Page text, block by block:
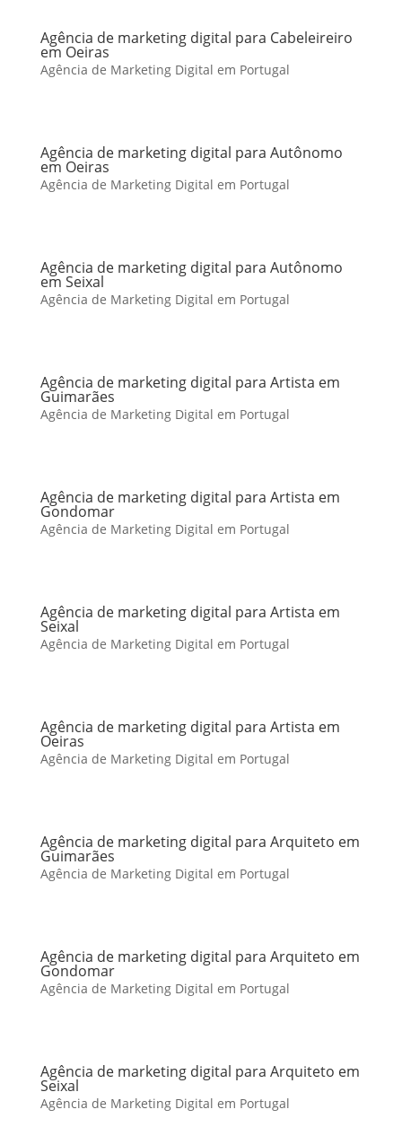
Agência de marketing digital para Cabeleireiro
em Oeiras
Agência de Marketing Digital em Portugal
Agência de marketing digital para Autônomo
em Oeiras
Agência de Marketing Digital em Portugal
Agência de marketing digital para Autônomo
em Seixal
Agência de Marketing Digital em Portugal
Agência de marketing digital para Artista em
Guimarães
Agência de Marketing Digital em Portugal
Agência de marketing digital para Artista em
Gondomar
Agência de Marketing Digital em Portugal
Agência de marketing digital para Artista em
Seixal
Agência de Marketing Digital em Portugal
Agência de marketing digital para Artista em
Oeiras
Agência de Marketing Digital em Portugal
Agência de marketing digital para Arquiteto em
Guimarães
Agência de Marketing Digital em Portugal
Agência de marketing digital para Arquiteto em
Gondomar
Agência de Marketing Digital em Portugal
Agência de marketing digital para Arquiteto em
Seixal
Agência de Marketing Digital em Portugal